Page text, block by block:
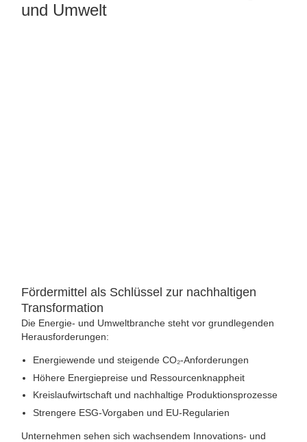
und Umwelt
Fördermittel als Schlüssel zur nachhaltigen
Transformation
Die Energie- und Umweltbranche steht vor grundlegenden
Herausforderungen:
Energiewende und steigende CO₂-Anforderungen
Höhere Energiepreise und Ressourcenknappheit
Kreislaufwirtschaft und nachhaltige Produktionsprozesse
Strengere ESG-Vorgaben und EU-Regularien
Unternehmen sehen sich wachsendem Innovations- und